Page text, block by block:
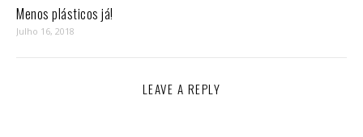
Menos plásticos já!
Julho 16, 2018
LEAVE A REPLY